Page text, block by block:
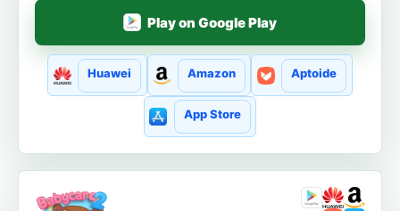
Play on Google Play
Huawei Amazon Aptoide
App Store